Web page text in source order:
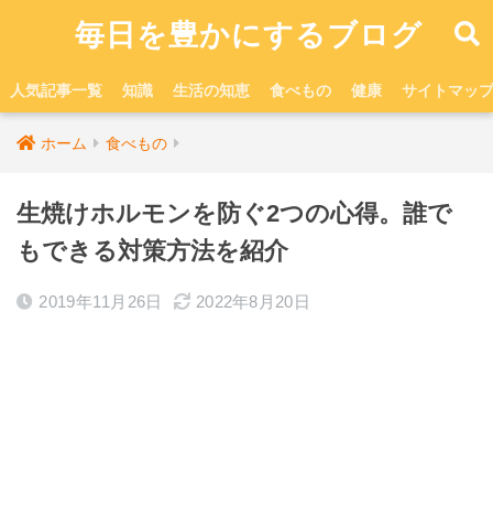
毎日を豊かにするブログ
人気記事一覧 知識 生活の知恵 食べもの 健康 サイトマップ
ホーム 食べもの
生焼けホルモンを防ぐ2つの心得。誰で
もできる対策方法を紹介
2019年11月26日 2022年8月20日